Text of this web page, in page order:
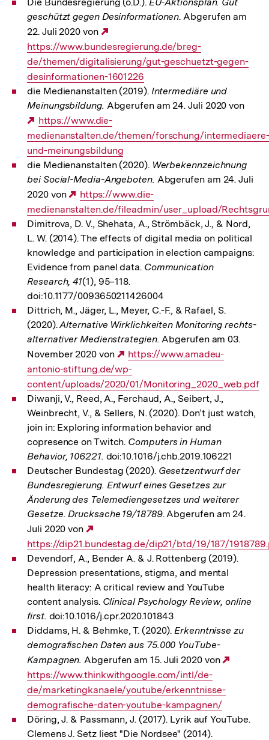
geschützt gegen Desinformationen. Abgerufen am
22. Juli 2020 von
Link:
https://www.bundesregierung.de/breg-
de/themen/digitalisierung/gut-geschuetzt-gegen-
desinformationen-1601226
die Medienanstalten (2019). Intermediäre und
Meinungsbildung. Abgerufen am 24. Juli 2020 von
Externer
Link:
https://www.die-
medienanstalten.de/themen/forschung/intermediaere-
und-meinungsbildung
die Medienanstalten (2020). Werbekennzeichnung
bei Social-Media-Angeboten. Abgerufen am 24. Juli
2020 von
Externer
Link:
https://www.die-
medienanstalten.de/fileadmin/user_upload/
Dimitrova, D. V., Shehata, A., Strömbäck, J., & Nord,
L. W. (2014). The effects of digital media on political
knowledge and participation in election campaigns:
Evidence from panel data. Communication
Research, 41(1), 95–118.
doi:10.1177/0093650211426004
Dittrich, M., Jäger, L., Meyer, C.-F., & Rafael, S.
(2020).Alternative Wirklichkeiten Monitoring rechts-
alternativer Medienstrategien.Abgerufen am 03.
November 2020 von
Externer
Link:
https://www.amadeu-
antonio-stiftung.de/wp-
content/uploads/2020/01/Monitoring_2020_web.pdf
Diwanji, V., Reed, A., Ferchaud, A., Seibert, J.,
Weinbrecht, V., & Sellers, N. (2020). Don’t just watch,
join in: Exploring information behavior and
copresence on Twitch. Computers in Human
Behavior, 106221. doi:10.1016/j.chb.2019.106221
Deutscher Bundestag (2020). Gesetzentwurf der
Bundesregierung. Entwurf eines Gesetzes zur
Änderung des Telemediengesetzes und weiterer
Gesetze. Drucksache 19/18789. Abgerufen am 24.
Juli 2020 von
Link:
https://dip21.bundestag.de/dip21/btd/19/187/
Devendorf, A., Bender A. & J. Rottenberg (2019).
Depression presentations, stigma, and mental
health literacy: A critical review and YouTube
content analysis. Clinical Psychology Review, online
first. doi:10.1016/j.cpr.2020.101843
Diddams, H. & Behmke, T. (2020).Erkenntnisse zu
demografischen Daten aus 75.000 YouTube-
Kampagnen.Abgerufen am 15. Juli 2020 von
https://www.thinkwithgoogle.com/intl/de-
de/marketingkanaele/youtube/erkenntnisse-
demografische-daten-youtube-kampagnen/
Döring, J. & Passmann, J. (2017). Lyrik auf YouTube.
Clemens J. Setz liest "Die Nordsee" (2014).